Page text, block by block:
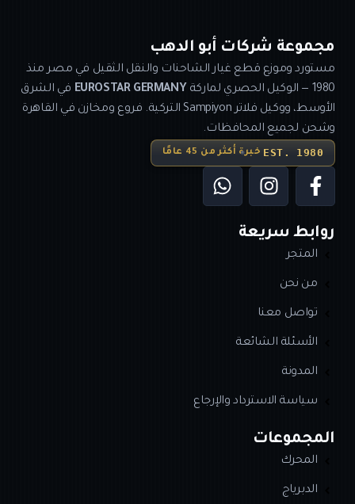
مجموعة شركات أبو الدهب
مستورد وموزع قطع غيار الشاحنات والنقل الثقيل في مصر منذ
1980 — الوكيل الحصري لماركة
EUROSTAR GERMANYفي الشرق
الأوسط، ووكيل فلاتر Sampiyon التركية. فروع ومخازن في القاهرة
وشحن لجميع المحافظات.
EST. 1980خبرة أكثر من 45 عامًا
روابط سريعة
المتجر
من نحن
تواصل معنا
الأسئلة الشائعة
المدونة
سياسة الاسترداد والإرجاع
المجموعات
المحرك
الدبرياج